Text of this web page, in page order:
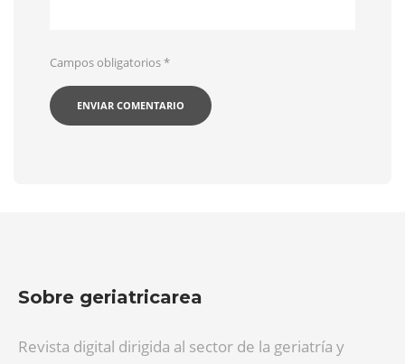
Campos obligatorios*
Sobre geriatricarea
Revista digital dirigida al sector de la geriatría y